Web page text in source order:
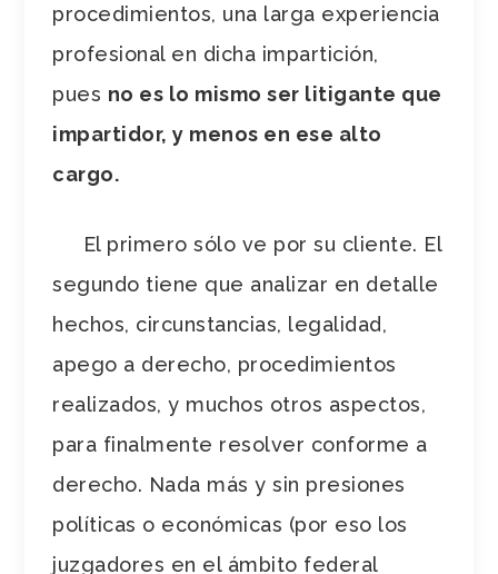
procedimientos, una larga experiencia
profesional en dicha impartición,
pues no es lo mismo ser litigante que
impartidor, y menos en ese alto
cargo.
El primero sólo ve por su cliente. El
segundo tiene que analizar en detalle
hechos, circunstancias, legalidad,
apego a derecho, procedimientos
realizados, y muchos otros aspectos,
para finalmente resolver conforme a
derecho. Nada más y sin presiones
políticas o económicas (por eso los
juzgadores en el ámbito federal